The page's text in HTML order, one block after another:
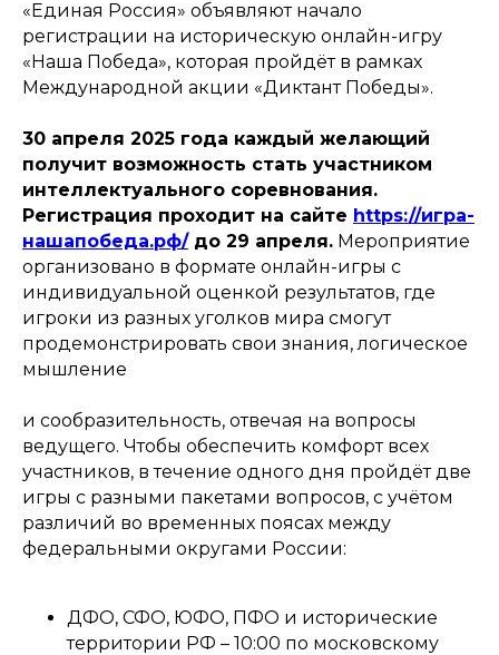
«Единая Россия» объявляют начало
регистрации на историческую онлайн-игру
«Наша Победа», которая пройдёт в рамках
Международной акции «Диктант Победы».
30 апреля 2025 года каждый желающий
получит возможность стать участником
интеллектуального соревнования.
Регистрация проходит на сайте https://игра-
нашапобеда.рф/до 29 апреля. Мероприятие
организовано в формате онлайн-игры с
индивидуальной оценкой результатов, где
игроки из разных уголков мира смогут
продемонстрировать свои знания, логическое
мышление
и сообразительность, отвечая на вопросы
ведущего. Чтобы обеспечить комфорт всех
участников, в течение одного дня пройдёт две
игры с разными пакетами вопросов, с учётом
различий во временных поясах между
федеральными округами России:
ДФО, СФО, ЮФО, ПФО и исторические
территории РФ – 10:00 по московскому